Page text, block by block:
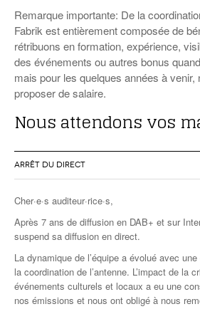
Remarque importante: De la
Fabrik est entièrement composée de
rétribuons en formation, expérience,
des événements ou autres bonus
mais pour les quelques années à venir,
proposer de salaire.
Nous attendons vos
ARRÊT DU DIRECT
Cher·e·s auditeur·rice·s,
Après 7 ans de diffusion en DAB+ et sur
suspend sa diffusion en direct.
La dynamique de l’équipe a évolué avec
la coordination de l’antenne. L’impact de la
événements culturels et locaux a eu une
nos émissions et nous ont obligé à nous